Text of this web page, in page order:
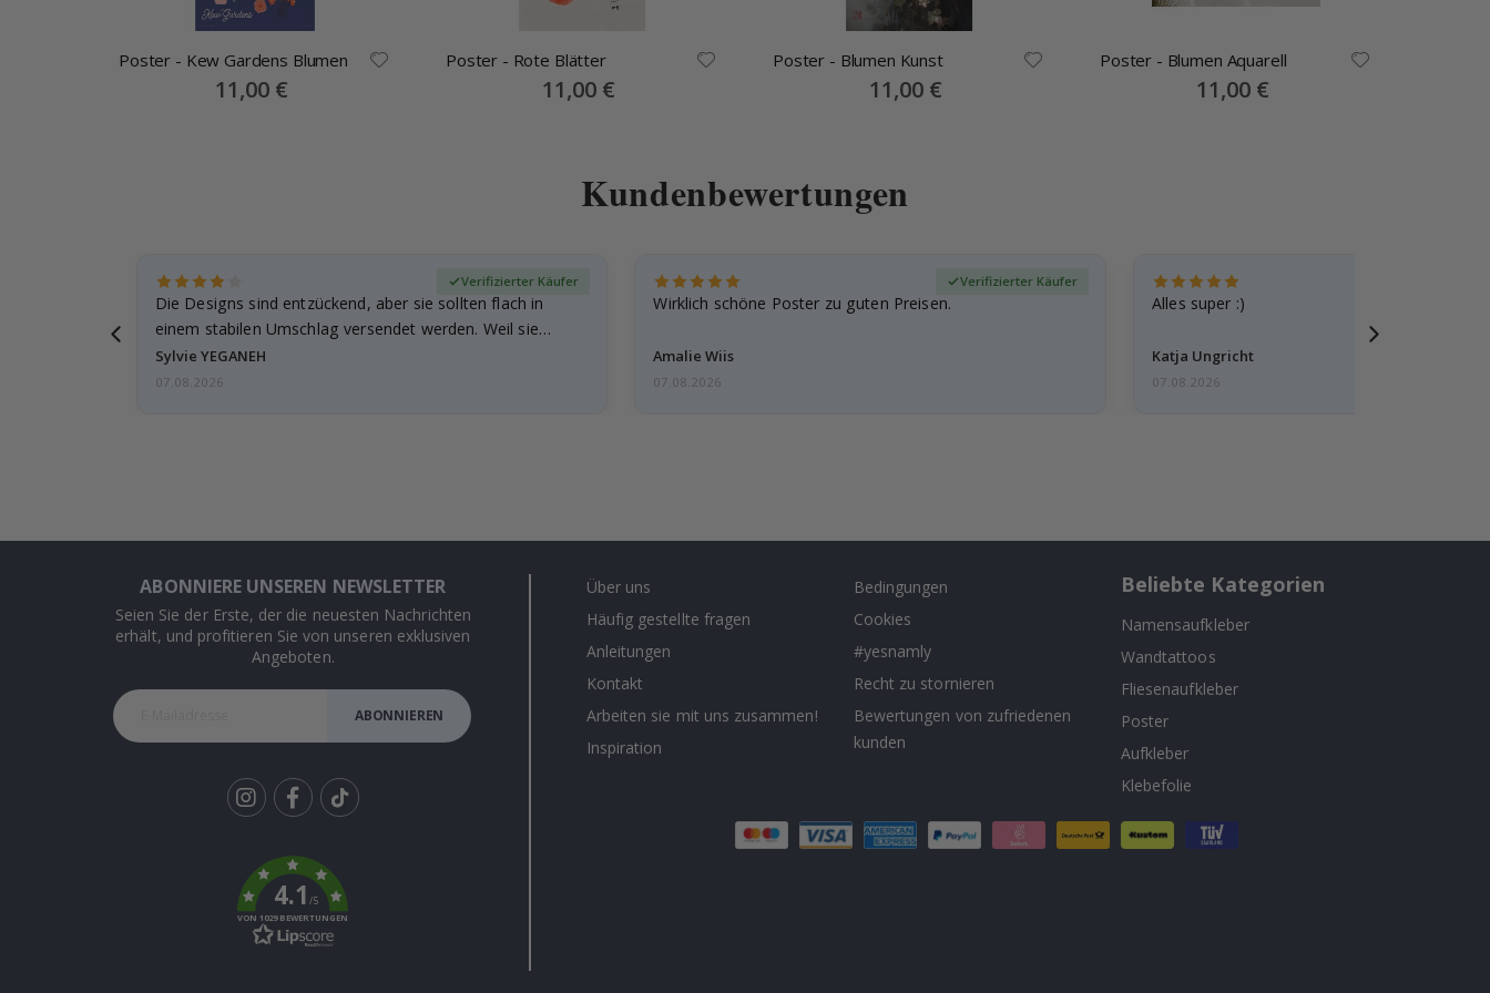
Poster - Kew Gardens Blumen
Special
Price
11,00 €
Poster - Rote Blätter
Special
Price
11,00 €
Poster - Blumen Kunst
Special
Price
11,00 €
Poster - Blumen Aquarell
Special
Price
11,00 €
Kundenbewertungen
Die Designs sind entzückend, aber sie sollten flach in
einem stabilen Umschlag versendet werden. Weil sie…
Sylvie YEGANEH
Verifizierter Käufer
07.08.2026
Wirklich schöne Poster zu guten Preisen.
Amalie Wiis
Verifizierter Käufer
07.08.2026
Alles super :)
Katja Ungricht
07.08.2026
ABONNIERE UNSEREN NEWSLETTER
Seien Sie der Erste, der die neuesten Nachrichten
erhält, und profitieren Sie von unseren exklusiven
Angeboten.
ABONNIEREN
k
4.1/5
VON 1029 BEWERTUNGEN
Über uns
Häufig gestellte fragen
Anleitungen
Kontakt
Arbeiten sie mit uns zusammen!
Inspiration
Bedingungen
Cookies
#yesnamly
Recht zu stornieren
Bewertungen von zufriedenen
kunden
Beliebte Kategorien
Namensaufkleber
Wandtattoos
Fliesenaufkleber
Poster
Aufkleber
Klebefolie